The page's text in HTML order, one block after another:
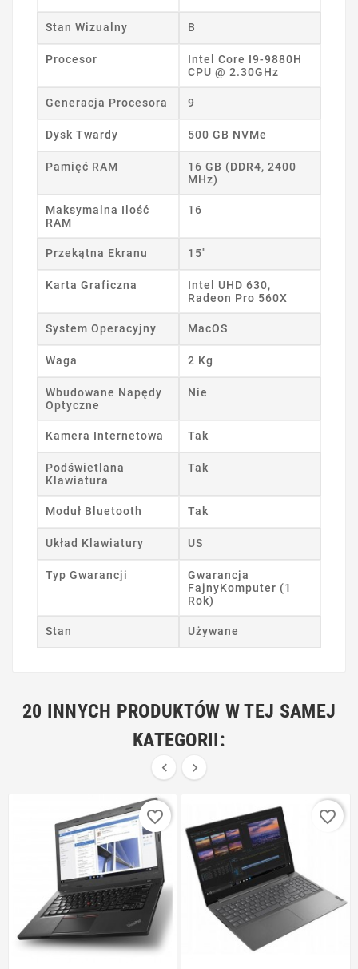
Stan Wizualny B
Procesor
Intel Core I9-9880H
CPU @ 2.30GHz
Generacja Procesora 9
Dysk Twardy 500 GB NVMe
Pamięć RAM
16 GB (DDR4, 2400
MHz)
Maksymalna Ilość
RAM
16
Przekątna Ekranu 15"
Karta Graficzna
Intel UHD 630,
Radeon Pro 560X
System Operacyjny MacOS
Waga 2 Kg
Wbudowane Napędy
Optyczne
Nie
Kamera Internetowa Tak
Podświetlana
Klawiatura
Tak
Moduł Bluetooth Tak
Układ Klawiatury US
Typ Gwarancji
Gwarancja
FajnyKomputer (1
Rok)
Stan Używane
20 INNYCH PRODUKTÓW W TEJ SAMEJ
KATEGORII:
 
favorite_border favorite_border